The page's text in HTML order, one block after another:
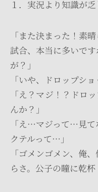
１．実況より知識が乏
「また決まった！素
試合、本当に多いで
が？」
「いや、ドロップシ
「え？マジ！？ドロ
んか？」
「え…マジって…見
クテルって…」
「ゴメンゴメン、俺
らさ。公子の瞳に乾杯